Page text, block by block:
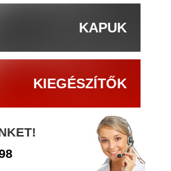
KAPUK
KIEGÉSZÍTŐK